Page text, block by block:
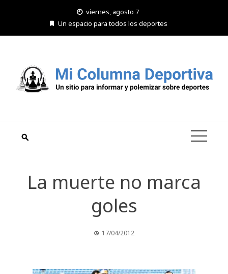
viernes, agosto 7
Un espacio para todos los deportes
La muerte no marca
goles
17/04/2012